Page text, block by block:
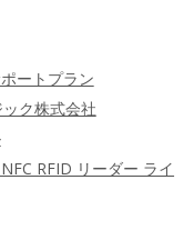
ートプラン
ク株式会社
RFID リーダー ライ